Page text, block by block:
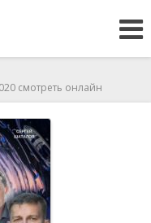
смотреть онлайн